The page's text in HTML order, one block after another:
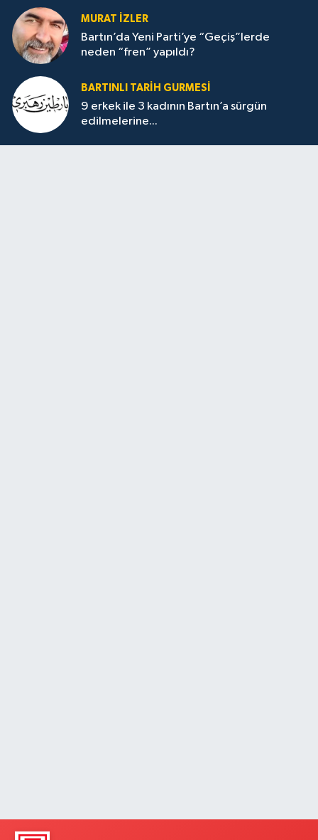
MURAT İZLER
Bartın’da Yeni Parti’ye “Geçiş”lerde
neden “fren” yapıldı?
BARTINLI TARIH GURMESI
9 erkek ile 3 kadının Bartın’a sürgün
edilmelerine...